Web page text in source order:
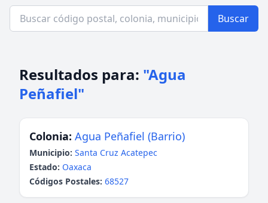
Buscar
Resultados para: "Agua
Peñafiel"
Colonia: Agua Peñafiel (Barrio)
Municipio: Santa Cruz Acatepec
Estado: Oaxaca
Códigos Postales: 68527